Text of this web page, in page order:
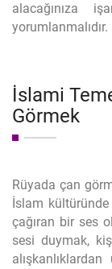
alacağınıza
yorumlanmalıdır.
İslami
Görmek
Rüyada çan
İslam
çağıran bir ses
sesi duymak,